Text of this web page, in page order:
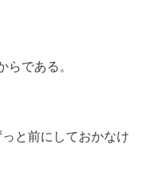
らである。
と前にしておかなけ